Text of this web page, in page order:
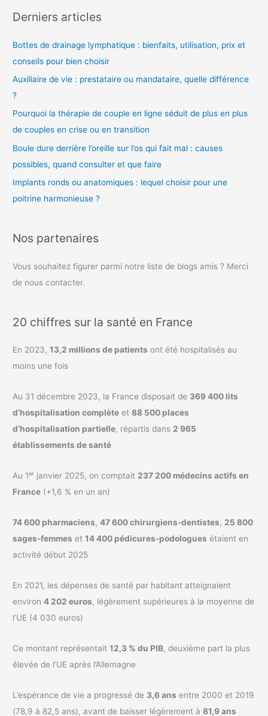
é
Derniers articles
Bottes de drainage lymphatique : bienfaits, utilisation, prix et
conseils pour bien choisir
Auxiliaire de vie : prestataire ou mandataire, quelle différence
?
Pourquoi la thérapie de couple en ligne séduit de plus en plus
de couples en crise ou en transition
Boule dure derrière l’oreille sur l’os qui fait mal : causes
possibles, quand consulter et que faire
Implants ronds ou anatomiques : lequel choisir pour une
poitrine harmonieuse ?
Nos partenaires
Vous souhaitez figurer parmi notre liste de blogs amis ? Merci
de nous contacter.
20 chiffres sur la santé en France
En 2023,13,2 millions de patients ont été hospitalisés au
moins une fois
Au 31 décembre 2023, la France disposait de 369 400 lits
d’hospitalisation complète et88 500 places
d’hospitalisation partielle, répartis dans 2 965
établissements de santé
Au 1ᵉʳ janvier 2025, on comptait 237 200 médecins actifs en
France (+1,6 % en un an)
74 600 pharmaciens,47 600 chirurgiens-dentistes, 25 800
sages-femmes et14 400 pédicures-podologues étaient en
activité début 2025
En 2021, les dépenses de santé par habitant atteignaient
environ4 202 euros, légèrement supérieures à la moyenne de
l’UE (4 030 euros)
Ce montant représentait12,3 % du PIB, deuxième part la plus
élevée de l’UE après l’Allemagne
L’espérance de vie a progressé de 3,6 ans entre 2000 et 2019
(78,9 à 82,5 ans), avant de baisser légèrement à81,9 ans